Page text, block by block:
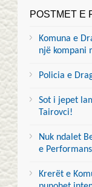
POSTMET E
Komuna e
një kompani
Policia e
Sot i jepet
Tairovci!
Nuk ndalet
e
Krerët e